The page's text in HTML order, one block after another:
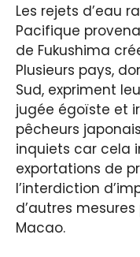
Les rejets d’eau
Pacifique
de Fukushima
Plusieurs pays,
Sud, expriment
jugée égoïste et
pêcheurs
inquiets car cela
exportations de
l’interdiction
d’autres
Macao.